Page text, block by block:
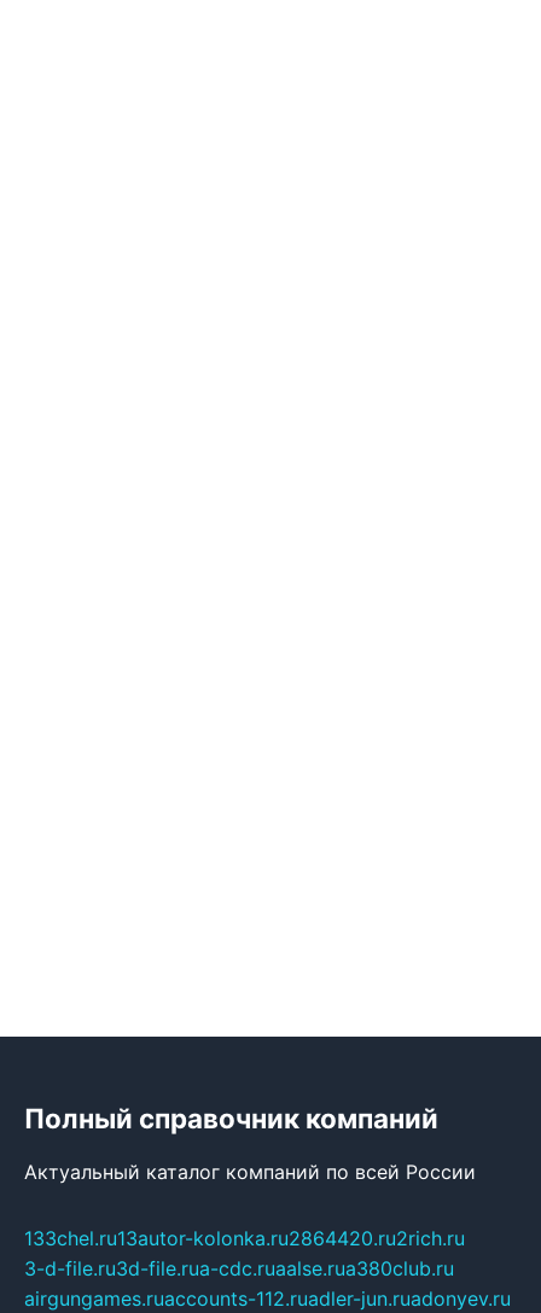
Полный справочник компаний
Актуальный каталог компаний по всей России
133chel.ru13autor-kolonka.ru2864420.ru2rich.ru
3-d-file.ru3d-file.rua-cdc.ruaalse.rua380club.ru
airgungames.ruaccounts-112.ruadler-jun.ruadonyev.ru